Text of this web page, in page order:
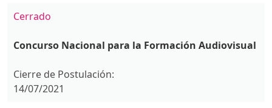
Cerrado
Concurso Nacional para la Formación Audiovisual
Cierre de Postulación:
14/07/2021